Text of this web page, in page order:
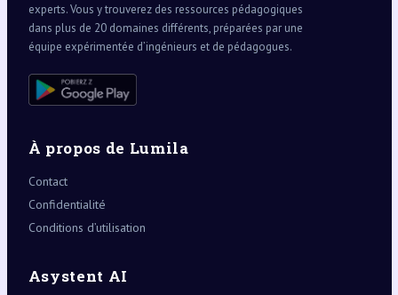
experts. Vous y trouverez des ressources pédagogiques
dans plus de 20 domaines différents, préparées par une
équipe expérimentée d’ingénieurs et de pédagogues.
À propos de Lumila
Contact
Confidentialité
Conditions d’utilisation
Asystent AI